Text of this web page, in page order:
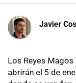
Javier
Los Reyes
abrirán el 5 de